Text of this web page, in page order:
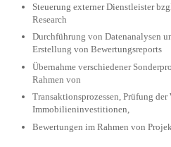
Steuerung externer Dienstleister
Research
Durchführung von Datenanalysen
Erstellung von Bewertungsreports
Übernahme verschiedener
Rahmen von
Transaktionsprozessen, Prüfung
Immobilieninvestitionen,
Bewertungen im Rahmen von